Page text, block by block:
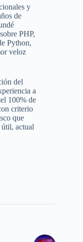
y
de
PHP,
Python,
veloz
del
a
100% de
criterio
que
actual